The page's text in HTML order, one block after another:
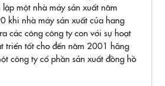
một nhà máy sản xuất năm
khi nhà máy sản xuất của hang
các công công ty con với sự hoạt
triển tốt cho đến năm 2001 hãng
công ty cổ phần sản xuất đồng hồ